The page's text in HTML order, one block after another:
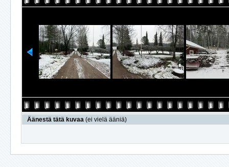
Äänestä tätä kuvaa (ei vielä ääniä)